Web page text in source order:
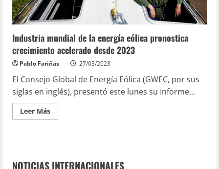
Industria mundial de la energía eólica pronostica
crecimiento acelerado desde 2023
Pablo Fariñas 27/03/2023
El Consejo Global de Energía Eólica (GWEC, por sus
siglas en inglés), presentó este lunes su Informe...
Leer Más
NOTICIAS INTERNACIONALES